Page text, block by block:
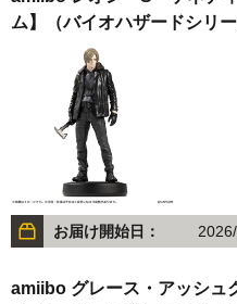
ム】（バイオハザードシリー
お届け開始日：
amiibo グレース・アッシュ